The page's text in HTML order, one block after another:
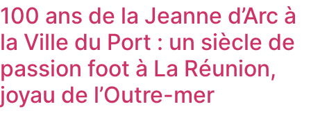
100 ans de la Jeanne d’Arc à
la Ville du Port : un siècle de
passion foot à La Réunion,
joyau de l’Outre-mer